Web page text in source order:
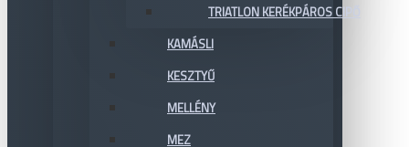
TRIATLON KERÉKPÁROS CIPŐ
KAMÁSLI
KESZTYŰ
MELLÉNY
MEZ